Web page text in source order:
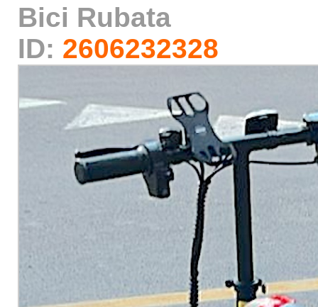
Bici Rubata
ID: 2606232328